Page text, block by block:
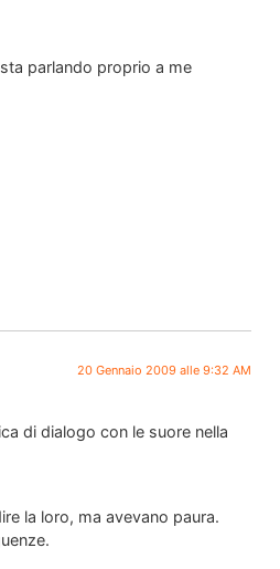
parlando proprio a me
20 Gennaio 2009 alle 9:32 AM
di dialogo con le suore nella
la loro, ma avevano paura.